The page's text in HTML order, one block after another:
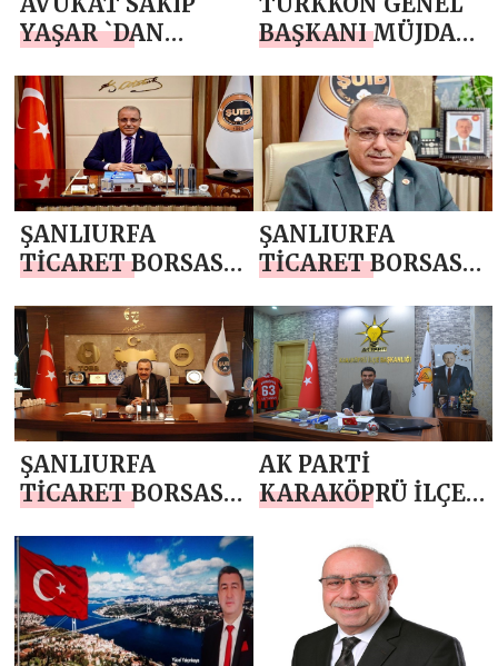
YAŞAR `DAN
MESAJI
BAŞKANI MÜJDAT
MEVLİD KANDİLİ
MESAJI
ŞANLIURFA
TİCARET BORSASI
İSA
KIZILDEMİR`DEN
MEVLİD KANDİLİ
MESAJI
ŞANLIURFA
TİCARET BORSASI
İSA KIZILDEMİR
`DEN MEVLİD
KANDİLİ MESAJI
ŞANLIURFA
TİCARET BORSASI
KAYA`DAN MEVLİD
KANDİLİ MESAJI
AK PARTİ
KARAKÖPRÜ İLÇE
AĞAN `DAN
MEVLİD KANDİLİ
MESAJI